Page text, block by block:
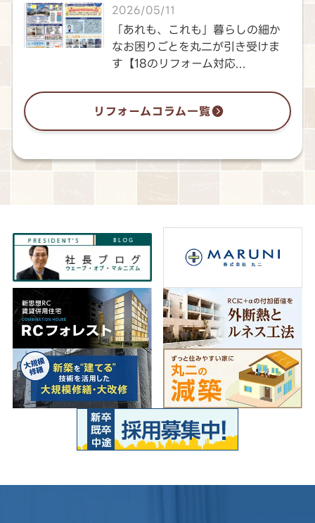
2026/05/11
「あれも、これも」暮らしの細か
なお困りごとを丸二が引き受けま
す【18のリフォーム対応...
リフォームコラム一覧